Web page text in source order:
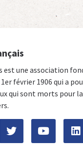
est une association
février 1906 qui a
qui sont morts pour